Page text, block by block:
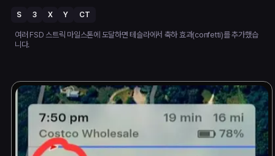
S 3 X Y CT
여러 FSD 스트릭 마일스톤에 도달하면 테슬라에서 축하 효과(confetti)를 추가했습
니다.